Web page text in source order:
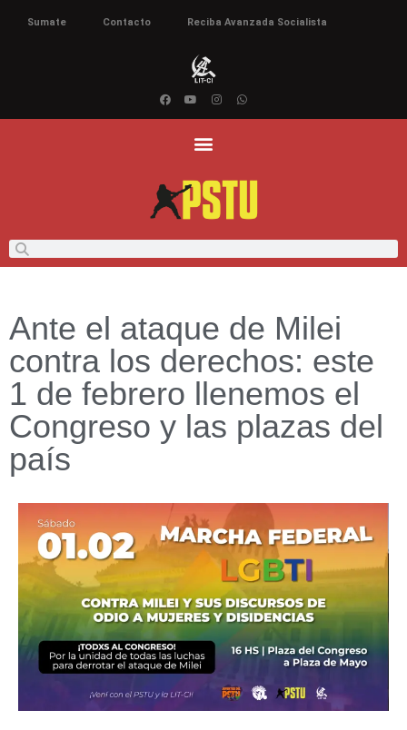
Sumate Contacto Reciba Avanzada Socialista
Ante el ataque de Milei
contra los derechos: este
1 de febrero llenemos el
Congreso y las plazas del
país